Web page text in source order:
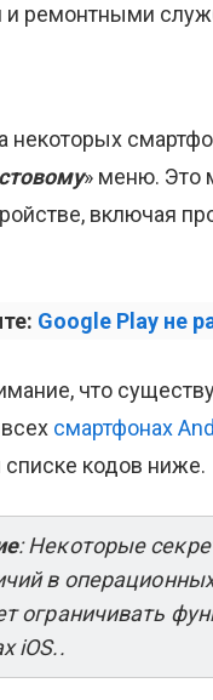
и ремонтными
некоторых
» меню. Это
включая
Google Play не
что
смартфонах
кодов ниже.
: Некоторые
в
ограничивать
iOS..